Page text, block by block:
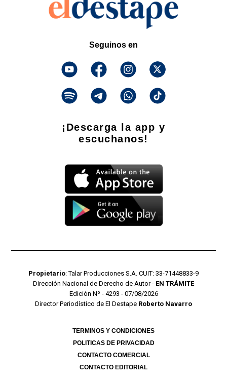
Seguinos en
¡Descarga la app y
escuchanos!
Propietario: Talar Producciones S.A. CUIT: 33-71448833-9
Dirección Nacional de Derecho de Autor - EN TRÁMITE
Edición Nº - 4293 - 07/08/2026
Director Periodístico de El Destape Roberto Navarro
TERMINOS Y CONDICIONES
POLITICAS DE PRIVACIDAD
CONTACTO COMERCIAL
CONTACTO EDITORIAL